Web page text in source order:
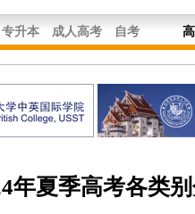
专升本 成人高考 自考
年夏季高考各类